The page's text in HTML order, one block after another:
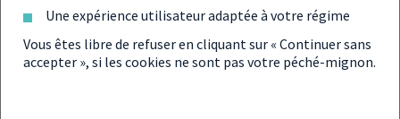
18 Juin 2020 FINANCE
Lire l'article
Une expérience utilisateur adaptée à votre régime
Vous êtes libre de refuser en cliquant sur « Continuer sans
accepter », si les cookies ne sont pas votre péché-mignon.